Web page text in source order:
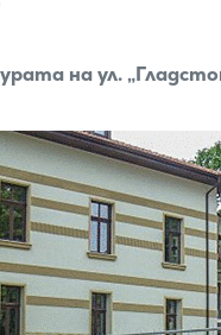
на ул.